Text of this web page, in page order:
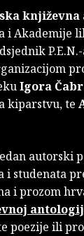
i Akademije
Igora
kiparstvu, te
autorski
i studenata
i prozom
poezije ili